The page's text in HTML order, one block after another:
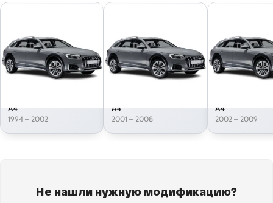
A4
1994 – 2002
A4
2001 – 2008
A4
2002 – 2009
Не нашли нужную модификацию?